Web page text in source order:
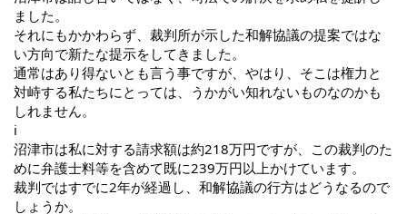
ました。
それにもかかわらず、裁判所が示した和解協議の提案ではな
い方向で新たな提示をしてきました。
通常はあり得ないとも言う事ですが、やはり、そこは権力と
対峙する私たちにとっては、うかがい知れないものなのかも
しれません。
i
沼津市は私に対する請求額は約218万円ですが、この裁判のた
めに弁護士料等を含めて既に239万円以上かけています。
裁判ではすでに2年が経過し、和解協議の行方はどうなるので
しょうか。